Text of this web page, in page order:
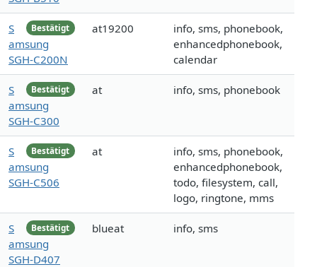
Bestätigt
S
amsung
SGH-C200N
at19200
info, sms, phonebook,
enhancedphonebook,
calendar
Bestätigt
S
amsung
SGH-C300
at info, sms, phonebook
Bestätigt
S
amsung
SGH-C506
at
info, sms, phonebook,
enhancedphonebook,
todo, filesystem, call,
logo, ringtone, mms
Bestätigt
S
amsung
SGH-D407
blueat info, sms